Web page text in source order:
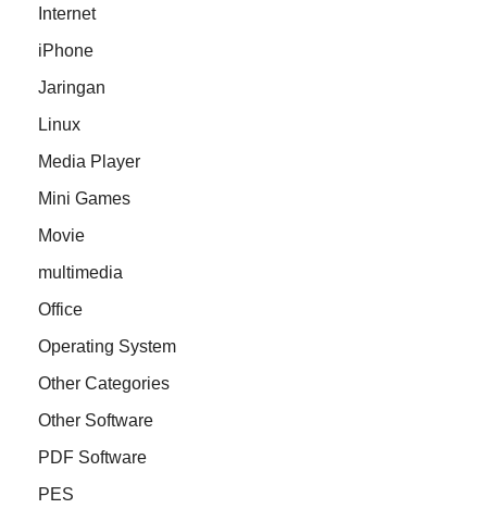
Internet
iPhone
Jaringan
Linux
Media Player
Mini Games
Movie
multimedia
Office
Operating System
Other Categories
Other Software
PDF Software
PES